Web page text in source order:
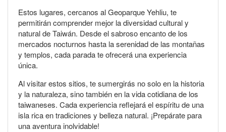
Estos lugares, cercanos al Geoparque Yehliu, te
permitirán comprender mejor la diversidad cultural y
natural de Taiwán. Desde el sabroso encanto de los
mercados nocturnos hasta la serenidad de las montañas
y templos, cada parada te ofrecerá una experiencia
única.
Al visitar estos sitios, te sumergirás no solo en la historia
y la naturaleza, sino también en la vida cotidiana de los
taiwaneses. Cada experiencia reflejará el espíritu de una
isla rica en tradiciones y belleza natural. ¡Prepárate para
una aventura inolvidable!